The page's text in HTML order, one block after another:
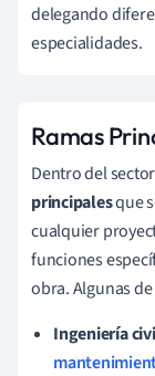
delegando
especialidades.
Ramas
Dentro del
principalesque
cualquier
funciones
obra. Algunas
Ingeniería